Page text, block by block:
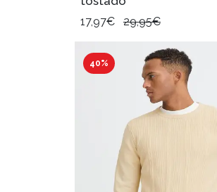
17,97€ 29,95€
40%